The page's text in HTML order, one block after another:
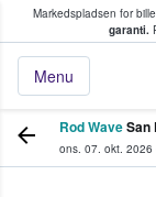
Markedspladsen for
garanti.
Menu
køber
Rod WaveSan
ons. 07. okt. 2026